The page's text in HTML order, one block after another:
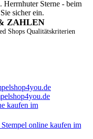
ZAHLEN
Shops Qualitätskriterien